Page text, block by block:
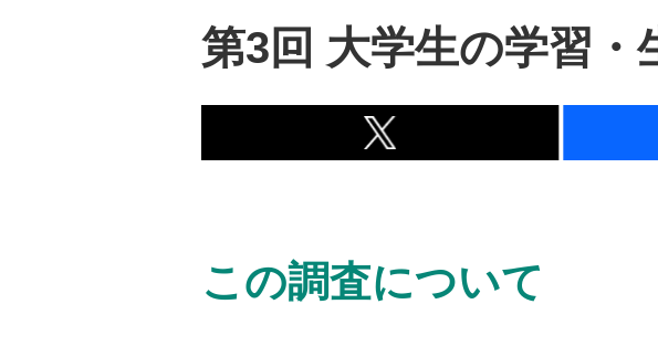
第3回 大学生の学習・
この調査について